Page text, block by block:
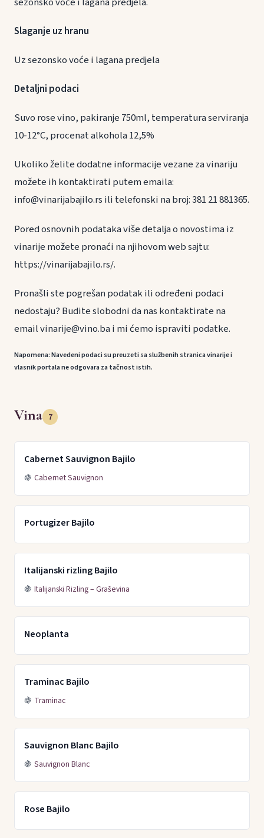
Slaganje uz hranu
Uz sezonsko voće i lagana predjela
Detaljni podaci
Suvo rose vino, pakiranje 750ml, temperatura serviranja
10-12°C, procenat alkohola 12,5%
Ukoliko želite dodatne informacije vezane za vinariju
možete ih kontaktirati putem emaila:
info@vinarijabajilo.rs ili telefonski na broj: 381 21 881365.
Pored osnovnih podataka više detalja o novostima iz
vinarije možete pronaći na njihovom web sajtu:
https://vinarijabajilo.rs/.
Pronašli ste pogrešan podatak ili određeni podaci
nedostaju? Budite slobodni da nas kontaktirate na
email vinarije@vino.ba i mi ćemo ispraviti podatke.
Napomena: Navedeni podaci su preuzeti sa službenih stranica vinarije i
vlasnik portala ne odgovara za tačnost istih.
Vina 7
Cabernet Sauvignon Bajilo
🍇 Cabernet Sauvignon
Portugizer Bajilo
Italijanski rizling Bajilo
🍇 Italijanski Rizling – Graševina
Neoplanta
Traminac Bajilo
🍇 Traminac
Sauvignon Blanc Bajilo
🍇 Sauvignon Blanc
Rose Bajilo